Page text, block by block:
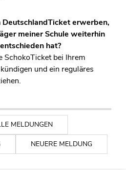
erwerben,
meiner Schule weiterhin
hat?
SchokoTicket bei Ihrem
und ein reguläres
MELDUNGEN
NEUERE MELDUNG